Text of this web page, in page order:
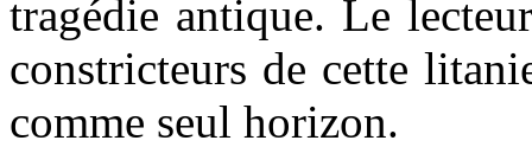
tragédie antique. Le
constricteurs de cette
comme seul horizon.